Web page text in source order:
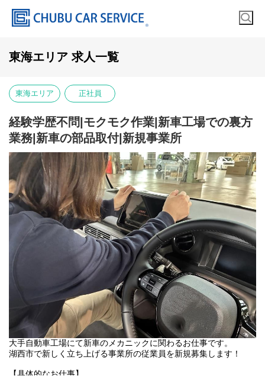
東海エリア 求人一覧
東海エリア 正社員
経験学歴不問|モクモク作業|新車工場での裏方
業務|新車の部品取付|新規事業所
大手自動車工場にて新車のメカニックに関わるお仕事です。
湖西市で新しく立ち上げる事業所の従業員を新規募集します！
【具体的なお仕事】